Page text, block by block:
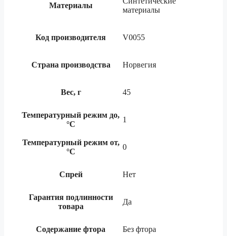
Материалы
материалы
Код производителя V0055
Страна производства Норвегия
Вес, г 45
Температурный режим до,
°С
1
Температурный режим от,
°С
0
Спрей Нет
Гарантия подлинности
товара
Да
Содержание фтора Без фтора